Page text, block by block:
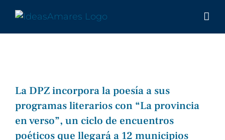
contenido
La DPZ incorpora la poesía a sus
programas literarios con “La provincia
en verso”, un ciclo de encuentros
poéticos que llegará a 12 municipios